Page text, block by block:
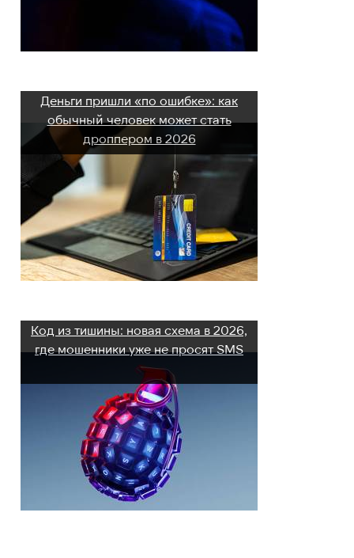
Деньги пришли «по ошибке»: как
обычный человек может стать
дроппером в 2026
Код из тишины: новая схема в 2026,
где мошенники уже не просят SMS